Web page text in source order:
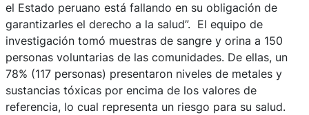
el Estado peruano está fallando en su obligación de
garantizarles el derecho a la salud”. El equipo de
investigación tomó muestras de sangre y orina a 150
personas voluntarias de las comunidades. De ellas, un
78% (117 personas) presentaron niveles de metales y
sustancias tóxicas por encima de los valores de
referencia, lo cual representa un riesgo para su salud.